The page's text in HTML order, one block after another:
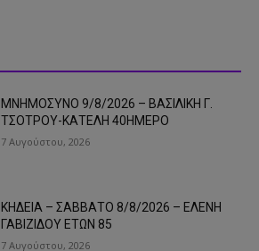
ΜΝΗΜΟΣΥΝΟ 9/8/2026 – ΒΑΣΙΛΙΚΗ Γ.
ΤΣΟΤΡΟΥ-ΚΑΤΕΛΗ 40ΗΜΕΡΟ
7 Αυγούστου, 2026
ΚΗΔΕΙΑ – ΣΑΒΒΑΤΟ 8/8/2026 – ΕΛΕΝΗ
ΓΑΒΙΖΙΔΟΥ ΕΤΩΝ 85
7 Αυγούστου, 2026